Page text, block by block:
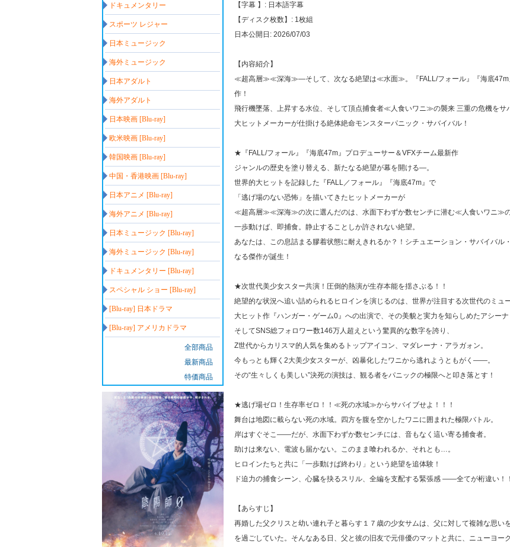
ドキュメンタリー
スポーツ レジャー
日本ミュージック
海外ミュージック
日本アダルト
海外アダルト
日本映画 [Blu-ray]
欧米映画 [Blu-ray]
韓国映画 [Blu-ray]
中国・香港映画 [Blu-ray]
日本アニメ [Blu-ray]
海外アニメ [Blu-ray]
日本ミュージック [Blu-ray]
海外ミュージック [Blu-ray]
ドキュメンタリー [Blu-ray]
スペシャル ショー [Blu-ray]
[Blu-ray] 日本ドラマ
[Blu-ray] アメリカドラマ
全部商品
最新商品
特価商品
【字幕 】: 日本語字幕
【ディスク枚数】: 1枚組
日本公開日: 2026/07/03
【内容紹介】
≪超高層≫≪深海≫―そして、次なる絶望は≪水面≫。『FALL/フォール』『海底47m
作！
飛行機墜落、上昇する水位、そして頂点捕食者≪人食いワニ≫の襲来 三重の危機をサ
大ヒットメーカーが仕掛ける絶体絶命モンスターパニック・サバイバル！
★『FALL/フォール』『海底47m』プロデューサー＆VFXチーム最新作
ジャンルの歴史を塗り替える、新たなる絶望が幕を開ける―。
世界的大ヒットを記録した『FALL／フォール』『海底47m』で
「逃げ場のない恐怖」を描いてきたヒットメーカーが
≪超高層≫≪深海≫の次に選んだのは、水面下わずか数センチに潜む≪人食いワニ≫の
一歩動けば、即捕食。静止することしか許されない絶望。
あなたは、この息詰まる膠着状態に耐えきれるか？！シチュエーション・サバイバル
なる傑作が誕生！
★次世代美少女スター共演！圧倒的熱演が生存本能を揺さぶる！！
絶望的な状況へ追い詰められるヒロインを演じるのは、世界が注目する次世代のミュー
大ヒット作『ハンガー・ゲーム0』への出演で、その美貌と実力を知らしめたアシーナ
そしてSNS総フォロワー数146万人超えという驚異的な数字を誇り、
Z世代からカリスマ的人気を集めるトップアイコン、マダレーナ・アラガォン。
今もっとも輝く2大美少女スターが、凶暴化したワニから逃れようともがく――。
その“生々しくも美しい”決死の演技は、観る者をパニックの極限へと叩き落とす！
★逃げ場ゼロ！生存率ゼロ！！≪死の水域≫からサバイブせよ！！！
舞台は地図に載らない死の水域。四方を腹を空かしたワニに囲まれた極限バトル。
岸はすぐそこ――だが、水面下わずか数センチには、音もなく這い寄る捕食者。
助けは来ない、電波も届かない。このまま喰われるか、それとも…。
ヒロインたちと共に「一歩動けば終わり」という絶望を追体験！
ド迫力の捕食シーン、心臓を抉るスリル、全編を支配する緊張感 ――全てが桁違い！！
【あらすじ】
再婚した父クリスと幼い連れ子と暮らす１７歳の少女サムは、父に対して複雑な思い
を過ごしていた。そんなある日、父と彼の旧友で元俳優のマットと共に、ニューヨー